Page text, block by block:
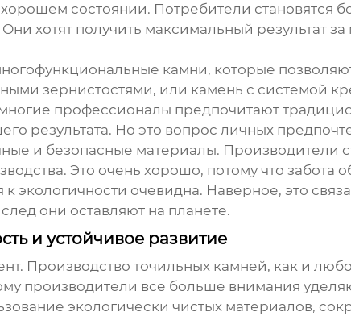
хорошем состоянии. Потребители становятся
хотят получить максимальный результат
камни, которые
зернистостями, или камень с системой
профессионалы предпочитают
результата. Но это вопрос личных
и безопасные материалы. Производители
Это очень хорошо, потому что
экологичности очевидна. Наверное, это
они оставляют на планете.
и устойчивое развитие
Производство точильных камней, как и
производители все больше внимания
экологически чистых материалов,